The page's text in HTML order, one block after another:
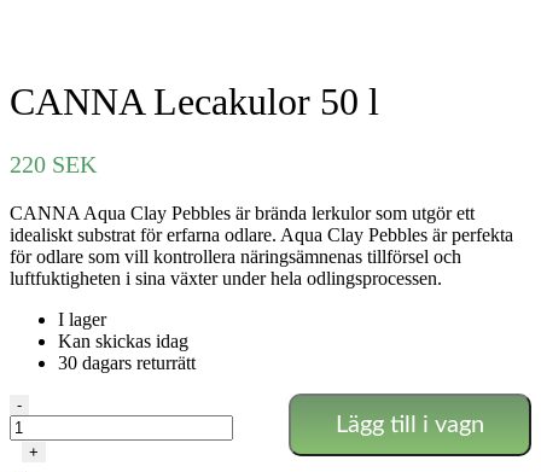
CANNA Lecakulor 50 l
220 SEK
CANNA Aqua Clay Pebbles är brända lerkulor som utgör ett
idealiskt substrat för erfarna odlare. Aqua Clay Pebbles är perfekta
för odlare som vill kontrollera näringsämnenas tillförsel och
luftfuktigheten i sina växter under hela odlingsprocessen.
I lager
Kan skickas idag
30 dagars returrätt
CANNA
Lecakulor
50
-
+
Lägg till i vagn